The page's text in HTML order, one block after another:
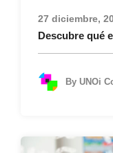
27 diciembre,
Descubre qué
By UNOi